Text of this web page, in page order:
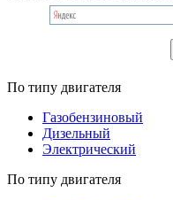
По типу двигателя
Газобензиновый
Дизельный
Электрический
По типу двигателя